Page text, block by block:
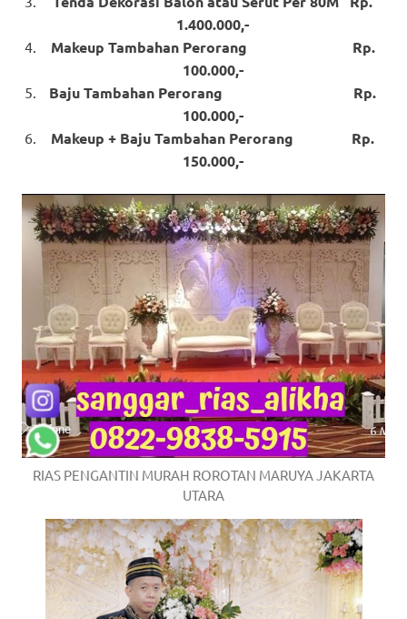
1.400.000,-
Makeup Tambahan Perorang Rp.
100.000,-
Baju Tambahan Perorang Rp.
100.000,-
Makeup + Baju Tambahan Perorang Rp.
150.000,-
RIAS PENGANTIN MURAH ROROTAN MARUYA JAKARTA
UTARA